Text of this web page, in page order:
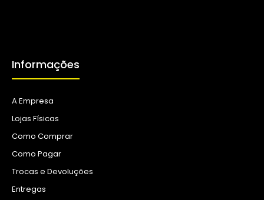
Informações
A Empresa
Lojas Físicas
Como Comprar
Como Pagar
Trocas e Devoluções
Entregas